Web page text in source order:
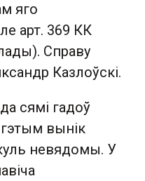
яго
арт. 369 КК
Справу
Казлоўскі.
сямі гадоў
вынік
невядомы. У